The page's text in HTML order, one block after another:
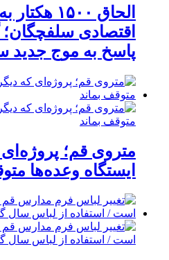
الحاق ۱۵۰۰
اقتصادی
پاسخ به موج جدید
متروی قم؛ پروژه‌ای
ایستگاه وعده‌ها